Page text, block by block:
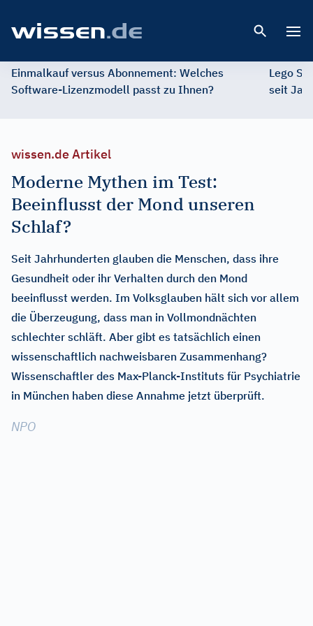
Einmalkauf versus Abonnement: Welches
Software-Lizenzmodell passt zu Ihnen?
Lego
seit
wissen.de Artikel
Moderne Mythen im Test:
Beeinflusst der Mond unseren
Schlaf?
Seit Jahrhunderten glauben die Menschen, dass ihre
Gesundheit oder ihr Verhalten durch den Mond
beeinflusst werden. Im Volksglauben hält sich vor allem
die Überzeugung, dass man in Vollmondnächten
schlechter schläft. Aber gibt es tatsächlich einen
wissenschaftlich nachweisbaren Zusammenhang?
Wissenschaftler des Max-Planck-Instituts für Psychiatrie
in München haben diese Annahme jetzt überprüft.
NPO